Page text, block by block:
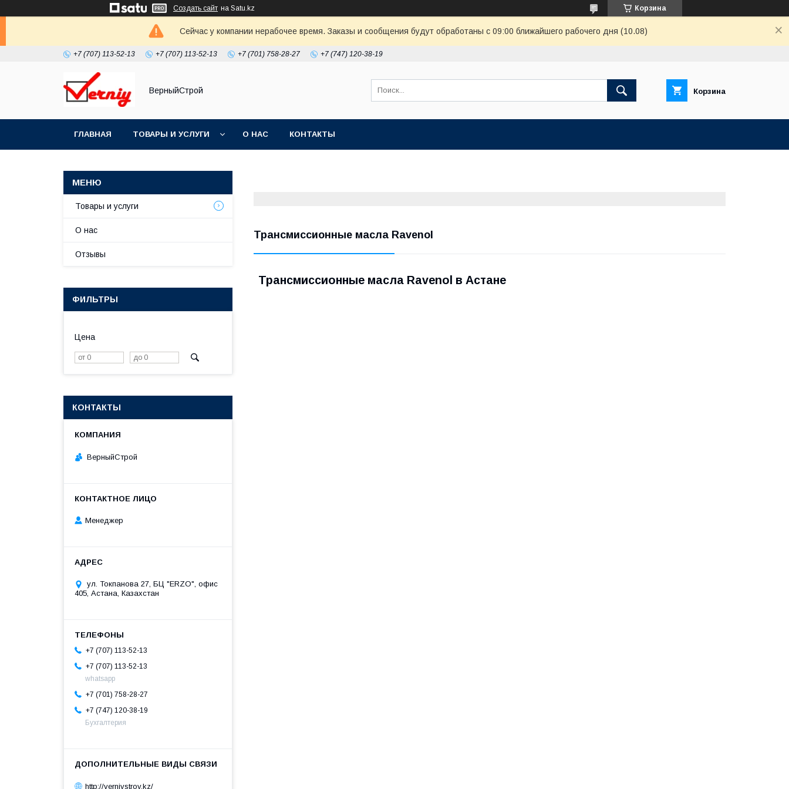
Создать сайт на Satu.kz Корзина
Сейчас у компании нерабочее время. Заказы и сообщения будут обработаны с 09:00 ближайшего рабочего дня (10.08)
+7 (707) 113-52-13 +7 (707) 113-52-13 +7 (701) 758-28-27 +7 (747) 120-38-19
ВерныйСтрой Корзина
ГЛАВНАЯ ТОВАРЫ И УСЛУГИ О НАС КОНТАКТЫ
Трансмиссионные масла Ravenol
Трансмиссионные масла Ravenol в Астане
Товары и услуги
О нас
Отзывы
ФИЛЬТРЫ
Цена
КОНТАКТЫ
ВерныйСтрой
Менеджер
ул. Токпанова 27, БЦ "ERZO", офис
405, Астана, Казахстан
+7 (707) 113-52-13
+7 (707) 113-52-13
whatsapp
+7 (701) 758-28-27
+7 (747) 120-38-19
Бухгалтерия
http://verniystroy.kz/